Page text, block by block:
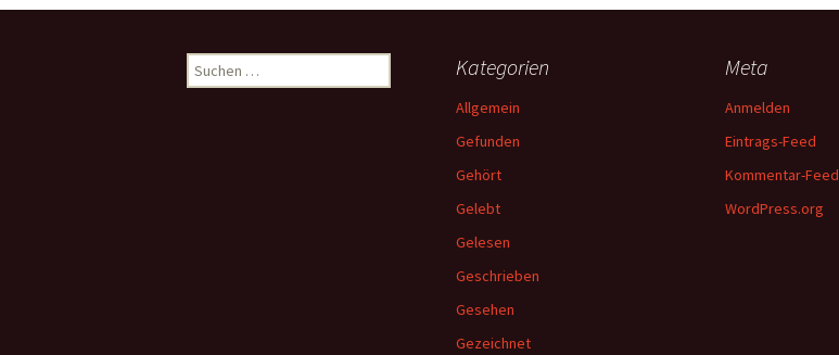
Suchen
nach:
Kategorien
Allgemein
Gefunden
Gehört
Gelebt
Gelesen
Geschrieben
Gesehen
Gezeichnet
Meta
Anmelden
Eintrags-Feed
Kommentar-Feed
WordPress.org